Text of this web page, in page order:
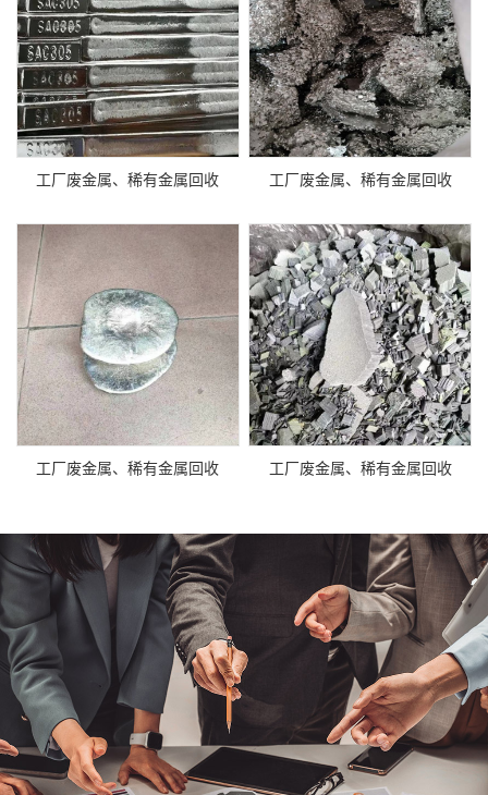
工厂废金属、稀有金属回收 工厂废金属、稀有金属回收
工厂废金属、稀有金属回收 工厂废金属、稀有金属回收